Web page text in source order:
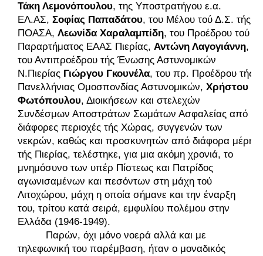
Τάκη Λεμονόπουλου, της Υποστρατήγου ε.α.
ΕΛ.ΑΣ, Σοφίας Παπαδάτου, του Μέλου τού Δ.Σ. τής
ΠΟΑΣΑ, Λεωνίδα Χαραλαμπίδη, του Προέδρου τού
Παραρτήματος ΕΑΑΣ Πιερίας, Αντώνη Λαγογιάννη,
του Αντιπροέδρου τής Ένωσης Αστυνομικών
Ν.Πιερίας Γιώργου Γκουνέλα, του πρ. Προέδρου τής
Πανελλήνιας Ομοσπονδίας Αστυνομικών, Χρήστου
Φωτόπουλου, Διοικήσεων και στελεχών
Συνδέσμων Αποστράτων Σωμάτων Ασφαλείας από
διάφορες περιοχές τής Χώρας, συγγενών των
νεκρών, καθώς και προσκυνητών από διάφορα μέρη
τής Πιερίας, τελέστηκε, για μια ακόμη χρονιά, το
μνημόσυνο των υπέρ Πίστεως και Πατρίδος
αγωνισαμένων και πεσόντων στη μάχη τού
Λιτοχώρου, μάχη η οποία σήμανε και την έναρξη
του, τρίτου κατά σειρά, εμφυλίου πολέμου στην
Ελλάδα (1946-1949).
Παρών, όχι μόνο νοερά αλλά και με
τηλεφωνική του παρέμβαση, ήταν ο μοναδικός